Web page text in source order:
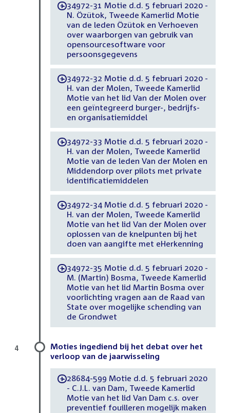
-34972-31 Motie d.d. 5 februari 2020 -
N. Özütok, Tweede Kamerlid Motie
van de leden Özütok en Verhoeven
over waarborgen van gebruik van
opensourcesoftware voor
persoonsgegevens
-34972-32 Motie d.d. 5 februari 2020 -
H. van der Molen, Tweede Kamerlid
Motie van het lid Van der Molen over
een geïntegreerd burger-, bedrijfs-
en organisatiemiddel
-34972-33 Motie d.d. 5 februari 2020 -
H. van der Molen, Tweede Kamerlid
Motie van de leden Van der Molen en
Middendorp over pilots met private
identificatiemiddelen
-34972-34 Motie d.d. 5 februari 2020 -
H. van der Molen, Tweede Kamerlid
Motie van het lid Van der Molen over
oplossen van de knelpunten bij het
doen van aangifte met eHerkenning
-34972-35 Motie d.d. 5 februari 2020 -
M. (Martin) Bosma, Tweede Kamerlid
Motie van het lid Martin Bosma over
voorlichting vragen aan de Raad van
State over mogelijke schending van
de Grondwet
Moties ingediend bij het debat over het
verloop van de jaarwisseling
-28684-599 Motie d.d. 5 februari 2020
- C.J.L. van Dam, Tweede Kamerlid
Motie van het lid Van Dam c.s. over
preventief fouilleren mogelijk maken
4